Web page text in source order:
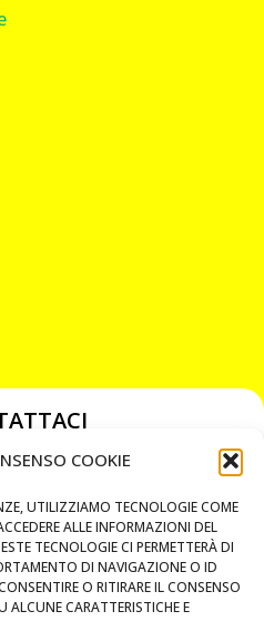
COOKIE
UTILIZZIAMO TECNOLOGIE COME
ALLE INFORMAZIONI DEL
TECNOLOGIE CI PERMETTERÀ DI
DI NAVIGAZIONE O ID
O RITIRARE IL CONSENSO
ALCUNE CARATTERISTICHE E